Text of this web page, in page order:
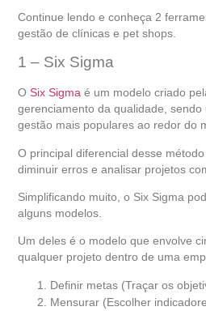
Continue lendo e conheça 2
gestão de clínicas e pet shops.
1 – Six Sigma
OSix Sigma é um modelo criado
gerenciamento da qualidade,
gestão mais populares ao redor do
O principal diferencial desse
diminuir erros e analisar projetos
Simplificando muito, o Six Sigma
alguns modelos.
Um deles é o modelo que envolve
qualquer projeto dentro de uma
Definir metas (Traçar os
Mensurar (Escolher